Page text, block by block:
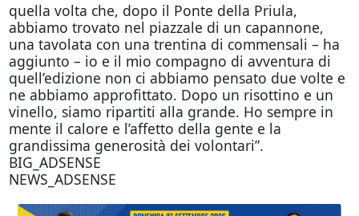
quella volta che, dopo il Ponte della Priula,
abbiamo trovato nel piazzale di un capannone,
una tavolata con una trentina di commensali – ha
aggiunto – io e il mio compagno di avventura di
quell’edizione non ci abbiamo pensato due volte e
ne abbiamo approfittato. Dopo un risottino e un
vinello, siamo ripartiti alla grande. Ho sempre in
mente il calore e l’affetto della gente e la
grandissima generosità dei volontari”.
BIG_ADSENSE
NEWS_ADSENSE